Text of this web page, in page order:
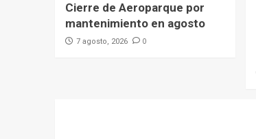
Cierre de Aeroparque por
mantenimiento en agosto
7 agosto, 2026 0